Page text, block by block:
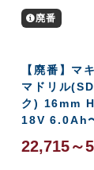
廃番
【廃番】マ
マドリル
ク) 16mm
18V 6.0Ah
22,715～